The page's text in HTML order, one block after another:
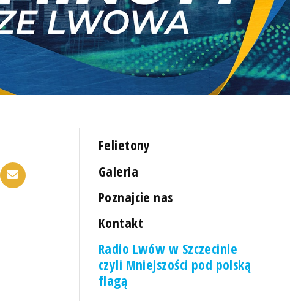
Felietony
Galeria
Poznajcie nas
Kontakt
Radio Lwów w Szczecinie
czyli Mniejszości pod polską
flagą